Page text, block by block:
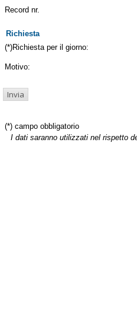
Record nr.
Richiesta
(*)Richiesta per il giorno:
Motivo:
(*) campo obbligatorio
I dati saranno utilizzati nel rispetto